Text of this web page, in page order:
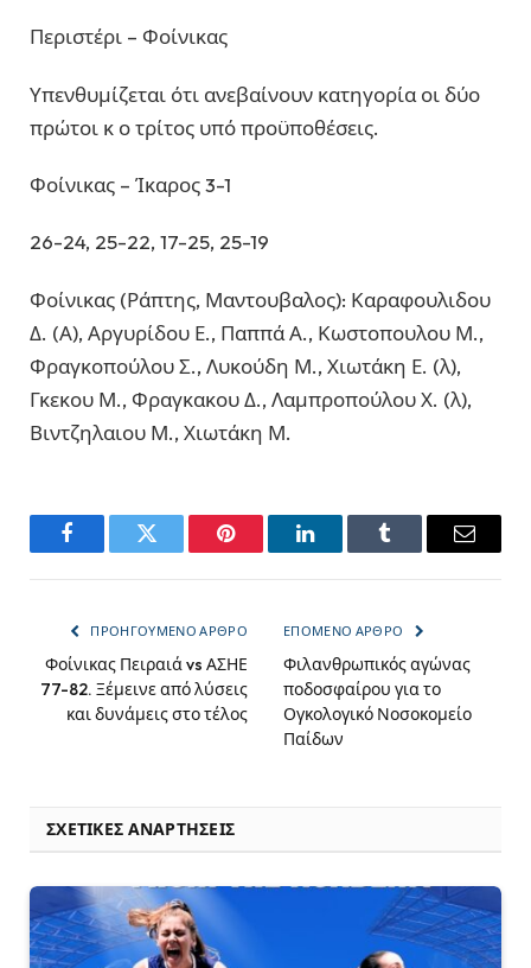
Περιστέρι – Φοίνικας
Υπενθυμίζεται ότι ανεβαίνουν κατηγορία οι δύο
πρώτοι κ ο τρίτος υπό προϋποθέσεις.
Φοίνικας – Ίκαρος 3-1
26-24, 25-22, 17-25, 25-19
Φοίνικας (Ράπτης, Μαντουβαλος): Καραφουλιδου
Δ. (Α), Αργυρίδου Ε., Παππά Α., Κωστοπουλου Μ.,
Φραγκοπούλου Σ., Λυκούδη Μ., Χιωτάκη Ε. (λ),
Γκεκου Μ., Φραγκακου Δ., Λαμπροπούλου Χ. (λ),
Βιντζηλαιου Μ., Χιωτάκη Μ.
FacebookTwitter Pinterest LinkedInTumblr Email
ΠΡΟΗΓΟΎΜΕΝΟ ΆΡΘΡΟ
Φοίνικας Πειραιά vs ΑΣΗΕ
77-82. Ξέμεινε από λύσεις
και δυνάμεις στο τέλος
ΕΠΌΜΕΝΟ ΆΡΘΡΟ
Φιλανθρωπικός αγώνας
ποδοσφαίρου για το
Ογκολογικό Νοσοκομείο
Παίδων
ΣΧΕΤΙΚΈΣ ΑΝΑΡΤΉΣΕΙΣ